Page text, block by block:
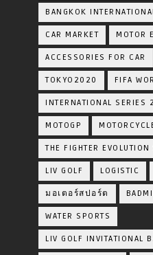
BANGKOK
CAR MARKET MOTOR
ACCESSORIES FOR CAR
TOKYO2020 FIFA
INTERNATIONAL SERIES
MOTOGP
THE FIGHTER EVOLUTION
LIV GOLF LOGISTIC
มอเตอร์สปอร์ต
WATER SPORTS
LIV GOLF INVITATIONAL